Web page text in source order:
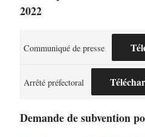
2022
Communiqué de presse
Arrêté préfectoral
Demande de subvention